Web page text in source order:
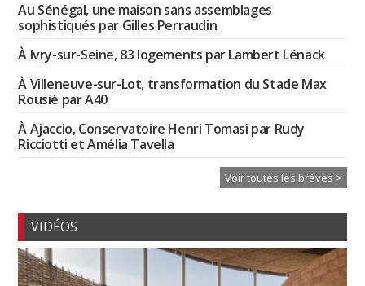
Au Sénégal, une maison sans assemblages
sophistiqués par Gilles Perraudin
À Ivry-sur-Seine, 83 logements par Lambert Lénack
À Villeneuve-sur-Lot, transformation du Stade Max
Rousié par A40
À Ajaccio, Conservatoire Henri Tomasi par Rudy
Ricciotti et Amélia Tavella
Voir toutes les brèves >
VIDÉOS